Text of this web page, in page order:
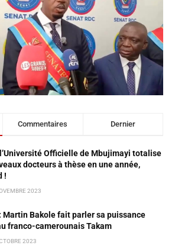
Commentaires Dernier
l’Université Officielle de Mbujimayi totalise
docteurs à thèse en une année,
!
2023
Martin Bakole fait parler sa puissance
franco-camerounais Takam
2023